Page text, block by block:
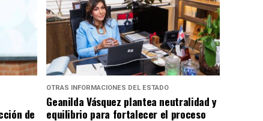
de
OTRAS INFORMACIONES DEL ESTADO
Geanilda Vásquez plantea neutralidad y
equilibrio para fortalecer el proceso